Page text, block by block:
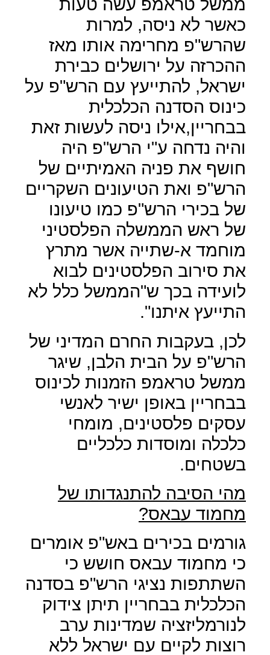
ממשל טראמפ עשה טעות
כאשר לא ניסה, למרות
שהרש"פ מחרימה אותו מאז
ההכרזה על ירושלים כבירת
ישראל, להתייעץ עם הרש"פ על
כינוס הסדנה הכלכלית
בבחריין,אילו ניסה לעשות זאת
והיה נדחה ע"י הרש"פ היה
חושף את פניה האמיתיים של
הרש"פ ואת הטיעונים השקריים
של בכירי הרש"פ כמו טיעונו
של ראש הממשלה הפלסטיני
מוחמד א-שתייה אשר מתרץ
את סירוב הפלסטינים לבוא
לועידה בכך ש"הממשל כלל לא
התייעץ איתנו".
לכן, בעקבות החרם המדיני של
הרש"פ על הבית הלבן, שיגר
ממשל טראמפ הזמנות לכינוס
בבחריין באופן ישיר לאנשי
עסקים פלסטינים, מומחי
כלכלה ומוסדות כלכליים
בשטחים.
מהי הסיבה להתנגדותו של
מחמוד עבאס?
גורמים בכירים באש"פ אומרים
כי מחמוד עבאס חושש כי
השתתפות נציגי הרש"פ בסדנה
הכלכלית בבחריין תיתן צידוק
לנורמליזציה שמדינות ערב
רוצות לקיים עם ישראל ללא